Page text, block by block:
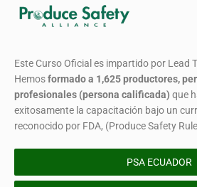
Este Curso Oficial es impartido por Lead
Hemosformadoa 1,625 productores,
profesionales (persona calificada) que
exitosamente la capacitación bajo un
reconocido por FDA, (Produce Safety
PSA ECUADOR